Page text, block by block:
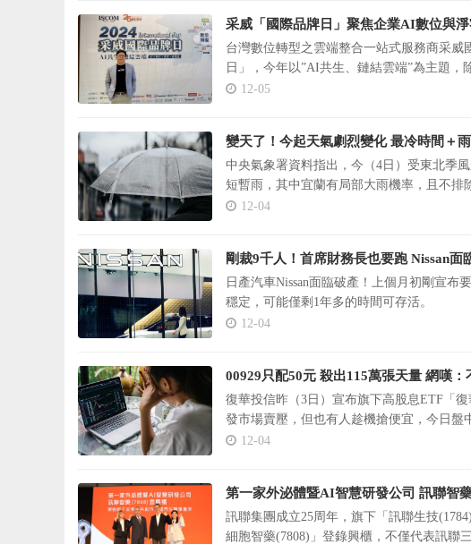
采威「國際品牌日」聚焦企業AI數位與
台灣數位轉型之雲端整合一站式服務商采威
日」，今年以”AI共生、鏈結雲端”為主題
產業領袖與專家齊聚一堂，更匯聚了超過20
12-05
變天了！今起天氣劇烈變化 最冷時間＋
中央氣象署資料指出，今（4日）受東北季
短暫雨，其中宜蘭有局部大雨機率，且不排
12-04
剛裁9千人！首席財務長也要跑 Nissan面
日產汽車Nissan面臨破產！上個月初剛宣布
穩定，可能僅剩1年多的時間可存活。
12-04
00929只配50元 殺出115萬張天量 網嘆：
復華投信昨（3日）宣布旗下高股息ETF「
發市場賣壓，但也有人趁機搶便宜，今日盤
12-04
第一家外泌體暨AI智慧研發公司 訊聯智
訊聯集團成立25周年，旗下「訊聯生技
細胞智藥(7808)」登錄興櫃，不僅代表訊聯